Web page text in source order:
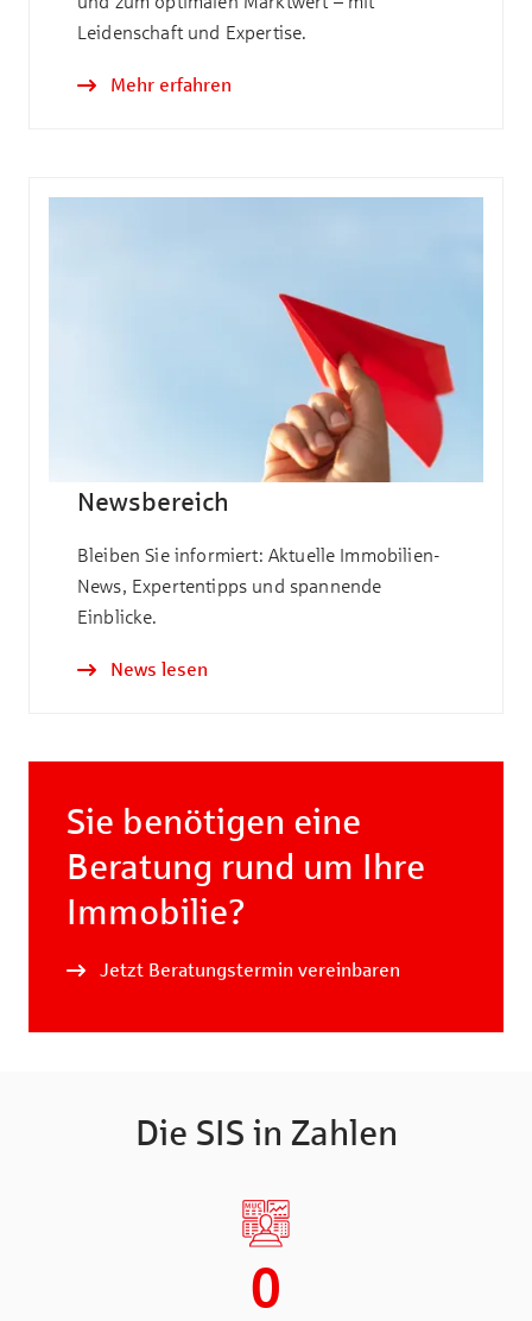
Leidenschaft und Expertise.
Mehr erfahren
Newsbereich
Bleiben Sie informiert: Aktuelle Immobilien-
News, Expertentipps und spannende
Einblicke.
News lesen
Sie benötigen eine
Beratung rund um Ihre
Immobilie?
Jetzt Beratungstermin vereinbaren
Die SIS in Zahlen
0